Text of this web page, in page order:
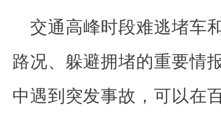
交通高峰时段难逃堵车
路况、躲避拥堵的重要情
中遇到突发事故，可以在